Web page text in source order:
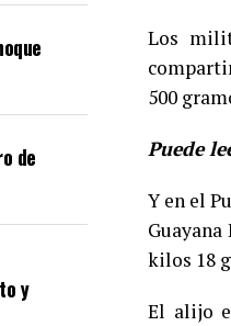
de
y
Los
500
Puede
Y en el
kilos 18
El alijo